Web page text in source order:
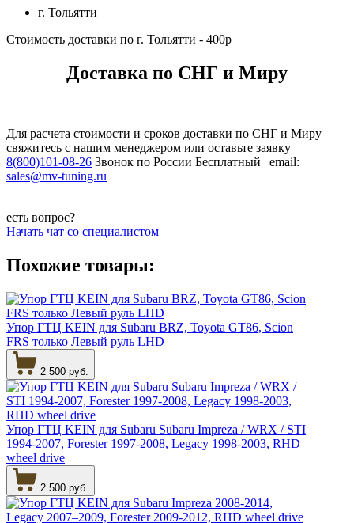
г. Тольятти
Стоимость доставки по г. Тольятти - 400р
Доставка по СНГ и Миру
Для расчета стоимости и сроков доставки по СНГ и Миру
свяжитесь с нашим менеджером или оставьте заявку
8(800)101-08-26 Звонок по России Бесплатный | email:
sales@mv-tuning.ru
есть вопрос?
Начать чат со специалистом
Похожие товары:
Упор ГТЦ KEIN для Subaru BRZ, Toyota GT86, Scion
FRS только Левый руль LHD
2 500 руб.
Упор ГТЦ KEIN для Subaru Subaru Impreza / WRX / STI
1994-2007, Forester 1997-2008, Legacy 1998-2003, RHD
wheel drive
2 500 руб.